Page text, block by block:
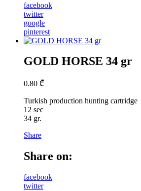
facebook
twitter
google
pinterest
GOLD HORSE 34 gr
0.80 ₾
Turkish production hunting cartridge
12 sec
34 gr.
Share
Share on:
facebook
twitter